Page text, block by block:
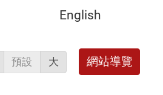
English
預設 大 網站導覽